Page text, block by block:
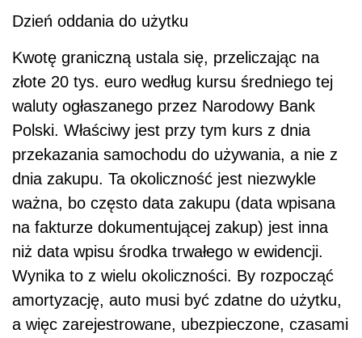
Dzień oddania do użytku
Kwotę graniczną ustala się, przeliczając na
złote 20 tys. euro według kursu średniego tej
waluty ogłaszanego przez Narodowy Bank
Polski. Właściwy jest przy tym kurs z dnia
przekazania samochodu do używania, a nie z
dnia zakupu. Ta okoliczność jest niezwykle
ważna, bo często data zakupu (data wpisana
na fakturze dokumentującej zakup) jest inna
niż data wpisu środka trwałego w ewidencji.
Wynika to z wielu okoliczności. By rozpocząć
amortyzację, auto musi być zdatne do użytku,
a więc zarejestrowane, ubezpieczone, czasami